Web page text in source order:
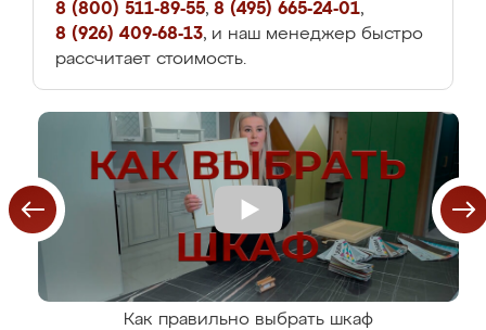
8 (800) 511-89-55, 8 (495) 665-24-01,
8 (926) 409-68-13, и наш менеджер быстро
рассчитает стоимость.
Как правильно выбрать шкаф